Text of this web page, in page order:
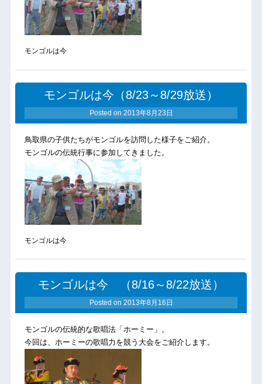
モンゴルは今
モンゴルは今（8/23～8/29放送）
Posted on 2013年8月23日
鳥取県の子供たちがモンゴルを訪問した様子をご紹介。
モンゴルの伝統行事に参加してきました。
モンゴルは今
モンゴルは今 （8/16～8/22放送）
Posted on 2013年8月16日
モンゴルの伝統的な歌唱法「ホーミー」。
今回は、ホーミーの歌唱力を競う大会をご紹介します。